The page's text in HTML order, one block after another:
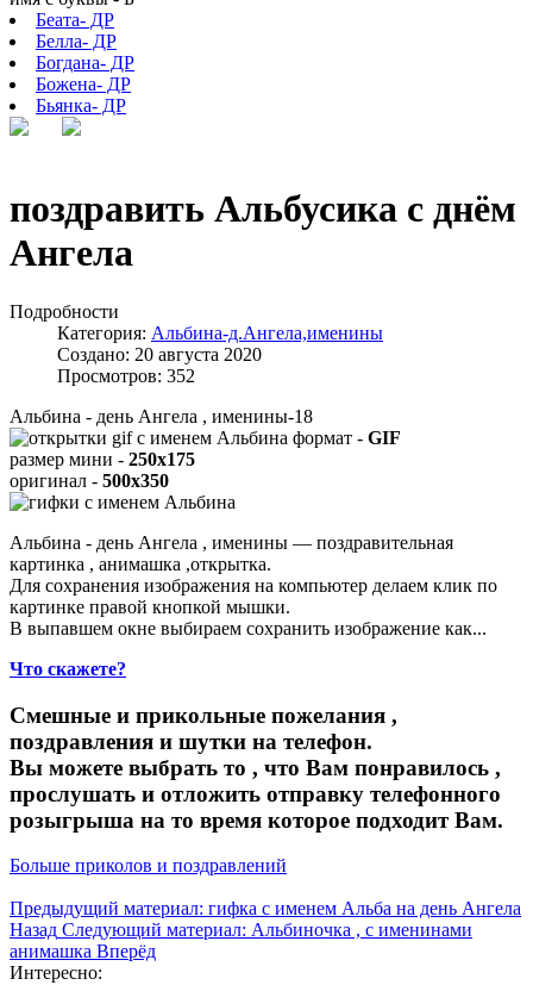
Беата- ДР
Белла- ДР
Богдана- ДР
Божена- ДР
Бьянка- ДР
поздравить Альбусика с днём
Ангела
Подробности
Категория: Альбина-д.Ангела,именины
Создано: 20 августа 2020
Просмотров: 352
Альбина - день Ангела , именины-18
формат - GIF
размер мини - 250x175
оригинал - 500x350
Альбина - день Ангела , именины — поздравительная
картинка , анимашка ,открытка.
Для сохранения изображения на компьютер делаем клик по
картинке правой кнопкой мышки.
В выпавшем окне выбираем сохранить изображение как...
Что скажете?
Смешные и прикольные пожелания ,
поздравления и шутки на телефон.
Вы можете выбрать то , что Вам понравилось ,
прослушать и отложить отправку телефонного
розыгрыша на то время которое подходит Вам.
Больше приколов и поздравлений
Предыдущий материал: гифка с именем Альба на день Ангела
Назад Следующий материал: Альбиночка , с именинами
анимашка Вперёд
Интересно: